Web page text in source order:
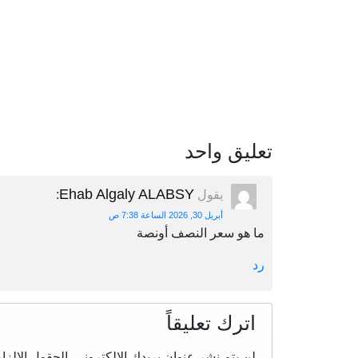
تعليق واحد
يقول Ehab Algaly ALABSY
:
أبريل 30, 2026 الساعة 7:38 ص
ما هو سعر النصف أونصة
رد
اترك تعليقاً